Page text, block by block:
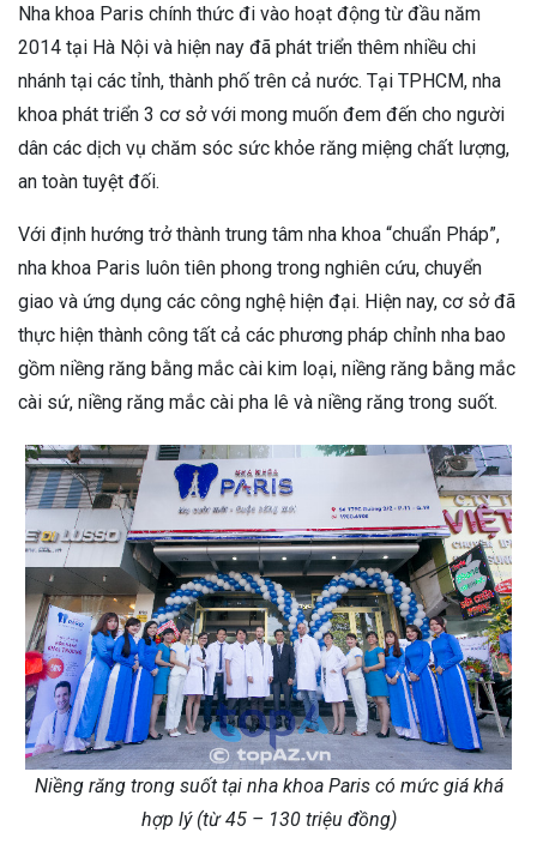
Nha khoa Paris chính thức đi vào hoạt động từ đầu năm
2014 tại Hà Nội và hiện nay đã phát triển thêm nhiều chi
nhánh tại các tỉnh, thành phố trên cả nước. Tại TPHCM, nha
khoa phát triển 3 cơ sở với mong muốn đem đến cho người
dân các dịch vụ chăm sóc sức khỏe răng miệng chất lượng,
an toàn tuyệt đối.
Với định hướng trở thành trung tâm nha khoa “chuẩn Pháp”,
nha khoa Paris luôn tiên phong trong nghiên cứu, chuyển
giao và ứng dụng các công nghệ hiện đại. Hiện nay, cơ sở đã
thực hiện thành công tất cả các phương pháp chỉnh nha bao
gồm niềng răng bằng mắc cài kim loại, niềng răng bằng mắc
cài sứ, niềng răng mắc cài pha lê và niềng răng trong suốt.
Niềng răng trong suốt tại nha khoa Paris có mức giá khá
hợp lý (từ 45 – 130 triệu đồng)